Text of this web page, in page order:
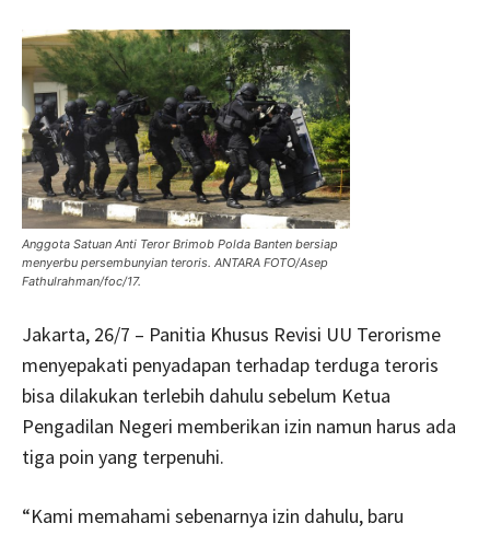
Anggota Satuan Anti Teror Brimob Polda Banten bersiap
menyerbu persembunyian teroris. ANTARA FOTO/Asep
Fathulrahman/foc/17.
Jakarta, 26/7 – Panitia Khusus Revisi UU Terorisme
menyepakati penyadapan terhadap terduga teroris
bisa dilakukan terlebih dahulu sebelum Ketua
Pengadilan Negeri memberikan izin namun harus ada
tiga poin yang terpenuhi.
“Kami memahami sebenarnya izin dahulu, baru